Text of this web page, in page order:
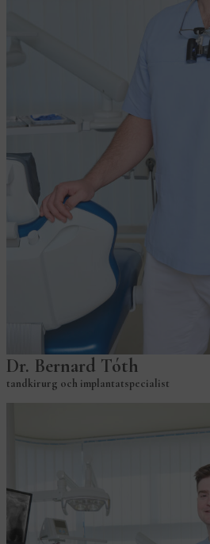
Dr. Bernard Tóth
tandkirurg och implantatspecialist